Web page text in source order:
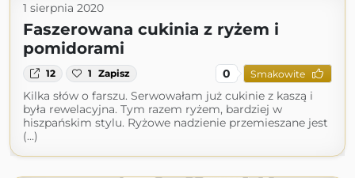
1 sierpnia 2020
Faszerowana cukinia z ryżem i
pomidorami
12 1 Zapisz 0 Smakowite
Kilka słów o farszu. Serwowałam już cukinie z kaszą i
była rewelacyjna. Tym razem ryżem, bardziej w
hiszpańskim stylu. Ryżowe nadzienie przemieszane jest
(...)